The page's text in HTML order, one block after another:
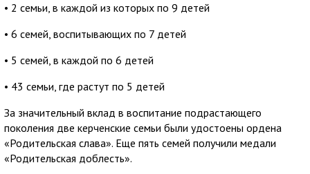
• 2 семьи, в каждой из которых по 9 детей
• 6 семей, воспитывающих по 7 детей
• 5 семей, в каждой по 6 детей
• 43 семьи, где растут по 5 детей
За значительный вклад в воспитание подрастающего
поколения две керченские семьи были удостоены ордена
«Родительская слава». Еще пять семей получили медали
«Родительская доблесть».